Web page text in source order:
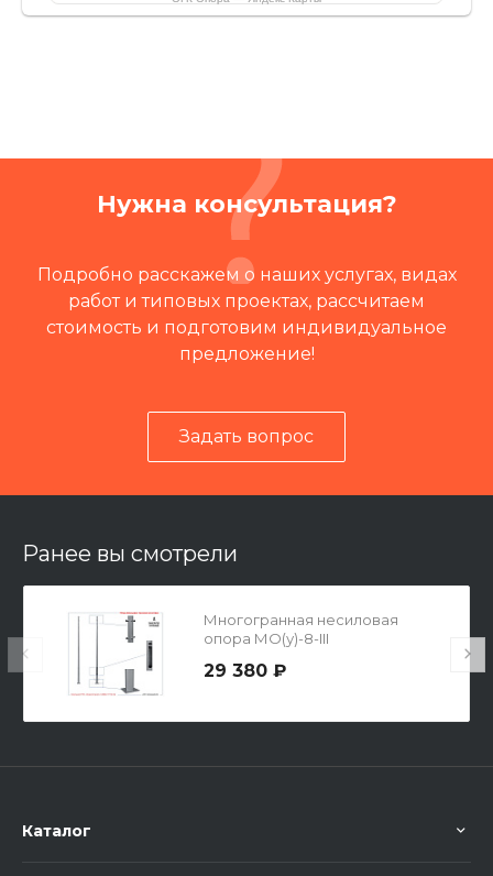
Нужна консультация?
Подробно расскажем о наших услугах, видах
работ и типовых проектах, рассчитаем
стоимость и подготовим индивидуальное
предложение!
Задать вопрос
Ранее вы смотрели
Многогранная несиловая
опора МО(у)-8-III
29 380 ₽
Каталог